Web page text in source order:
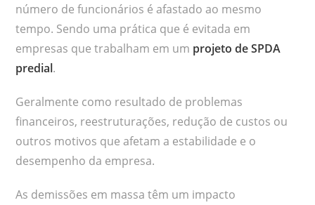
número de funcionários é afastado ao mesmo
tempo. Sendo uma prática que é evitada em
empresas que trabalham em um projeto de SPDA
predial.
Geralmente como resultado de problemas
financeiros, reestruturações, redução de custos ou
outros motivos que afetam a estabilidade e o
desempenho da empresa.
As demissões em massa têm um impacto